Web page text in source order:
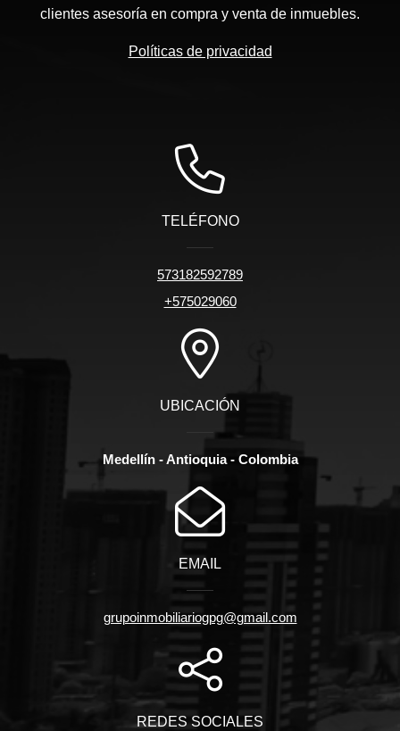
clientes asesoría en compra y venta de inmuebles.
Políticas de privacidad
TELÉFONO
573182592789
+575029060
UBICACIÓN
Medellín - Antioquia - Colombia
EMAIL
grupoinmobiliariogpg@gmail.com
REDES SOCIALES